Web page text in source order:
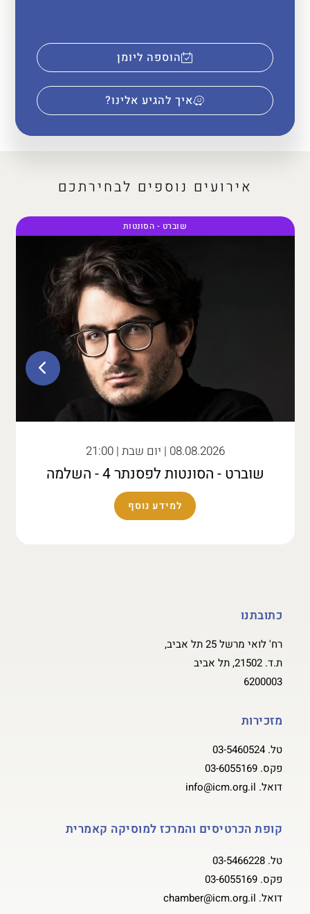
הוספה ליומן
איך להגיע אלינו?
אירועים נוספים לבחירתכם
שוברט - הסונטות
08.08.2026 | יום שבת | 21:00
שוברט - הסונטות לפסנתר 4 - השלמה
למידע נוסף
כתובתנו
רח' לואי מרשל 25 תל אביב,
ת.ד. 21502, תל אביב
6200003
מזכירות
טל. 03-5460524
פקס. 03-6055169
דואל. info@icm.org.il
קופת הכרטיסים והמרכז למוסיקה קאמרית
טל. 03-5466228
פקס. 03-6055169
דואל. chamber@icm.org.il